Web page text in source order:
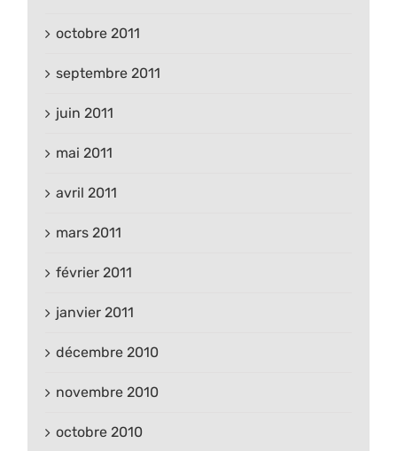
octobre 2011
septembre 2011
juin 2011
mai 2011
avril 2011
mars 2011
février 2011
janvier 2011
décembre 2010
novembre 2010
octobre 2010